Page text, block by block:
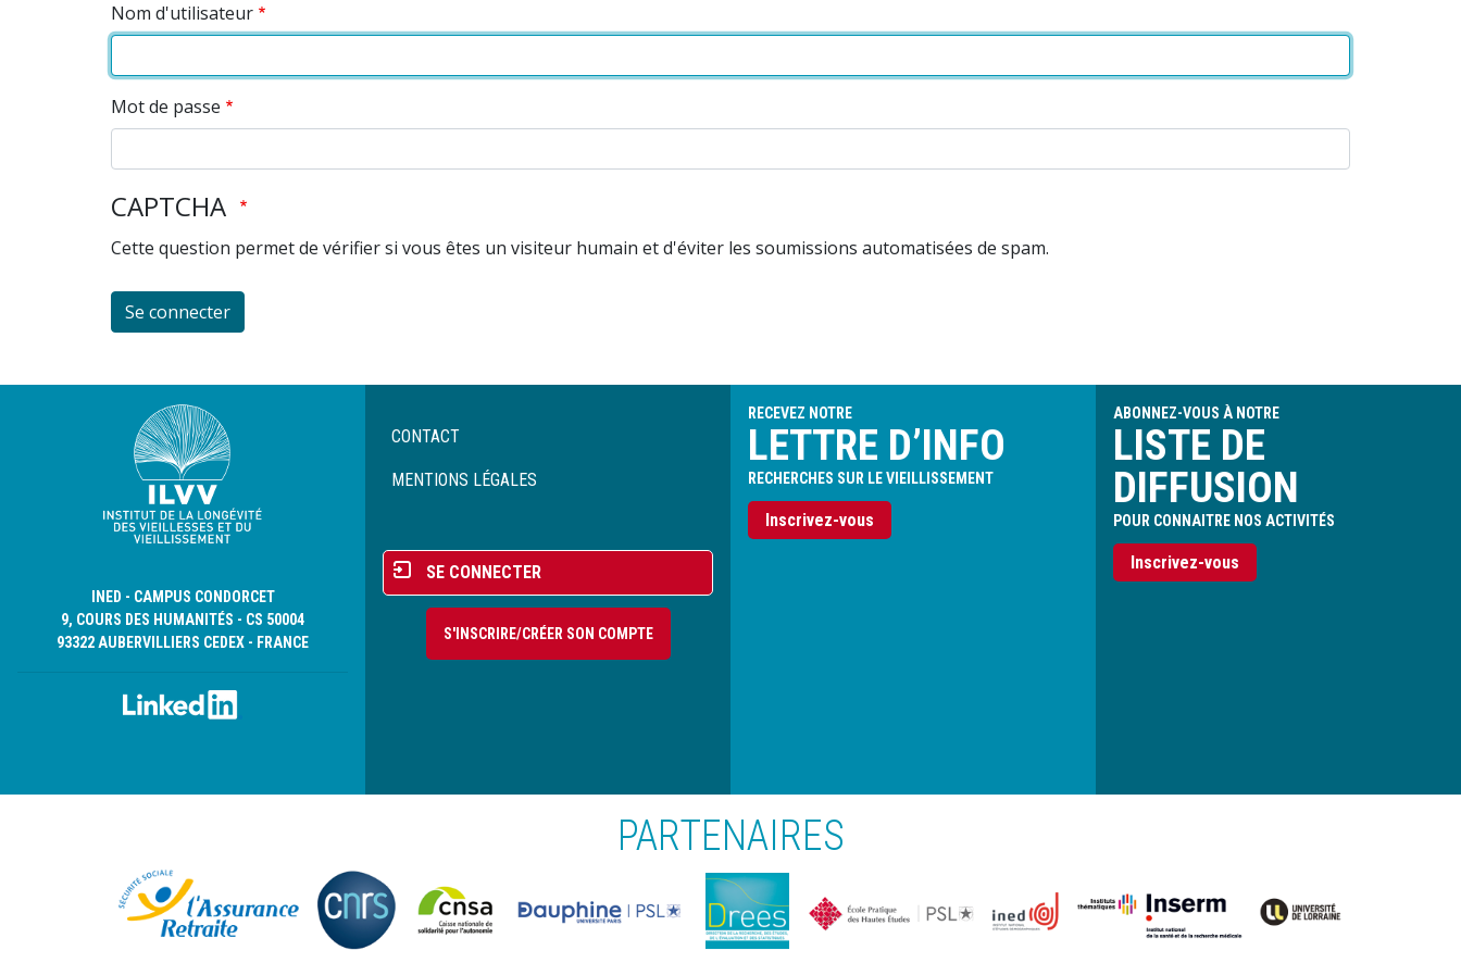
Nom d'utilisateur
Mot de passe
CAPTCHA
Cette question permet de vérifier si vous êtes un visiteur humain et d'éviter les soumissions automatisées de spam.
INED - CAMPUS CONDORCET
9, COURS DES HUMANITÉS - CS 50004
93322 AUBERVILLIERS CEDEX - FRANCE
Menu
de
CONTACT
MENTIONS LÉGALES
Menu
du
compte
l'utilisateur
SE CONNECTER
S'INSCRIRE/CRÉER SON COMPTE
RECEVEZ NOTRE
LETTRE D’INFO
RECHERCHES SUR LE VIEILLISSEMENT
Inscrivez-vous
ABONNEZ-VOUS À NOTRE
LISTE DE
DIFFUSION
POUR CONNAITRE NOS ACTIVITÉS
Inscrivez-vous
PARTENAIRES